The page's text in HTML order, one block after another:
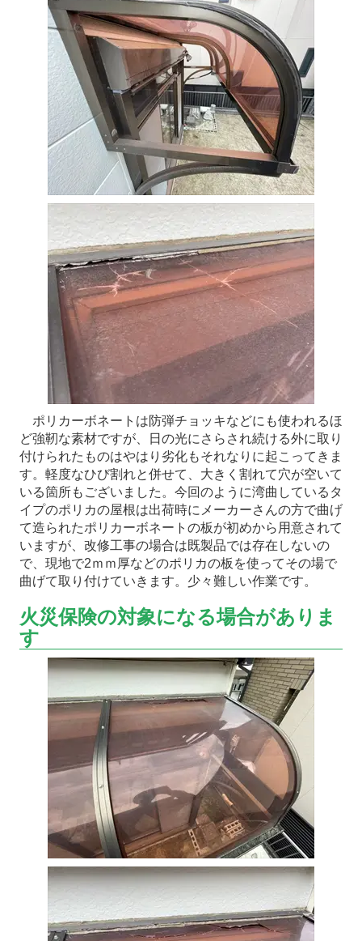
ポリカーボネートは防弾チョッキなどにも使われるほ
ど強靭な素材ですが、日の光にさらされ続ける外に取り
付けられたものはやはり劣化もそれなりに起こってきま
す。軽度なひび割れと併せて、大きく割れて穴が空いて
いる箇所もございました。今回のように湾曲しているタ
イプのポリカの屋根は出荷時にメーカーさんの方で曲げ
て造られたポリカーボネートの板が初めから用意されて
いますが、改修工事の場合は既製品では存在しないの
で、現地で2ｍｍ厚などのポリカの板を使ってその場で
曲げて取り付けていきます。少々難しい作業です。
火災保険の対象になる場合がありま
す